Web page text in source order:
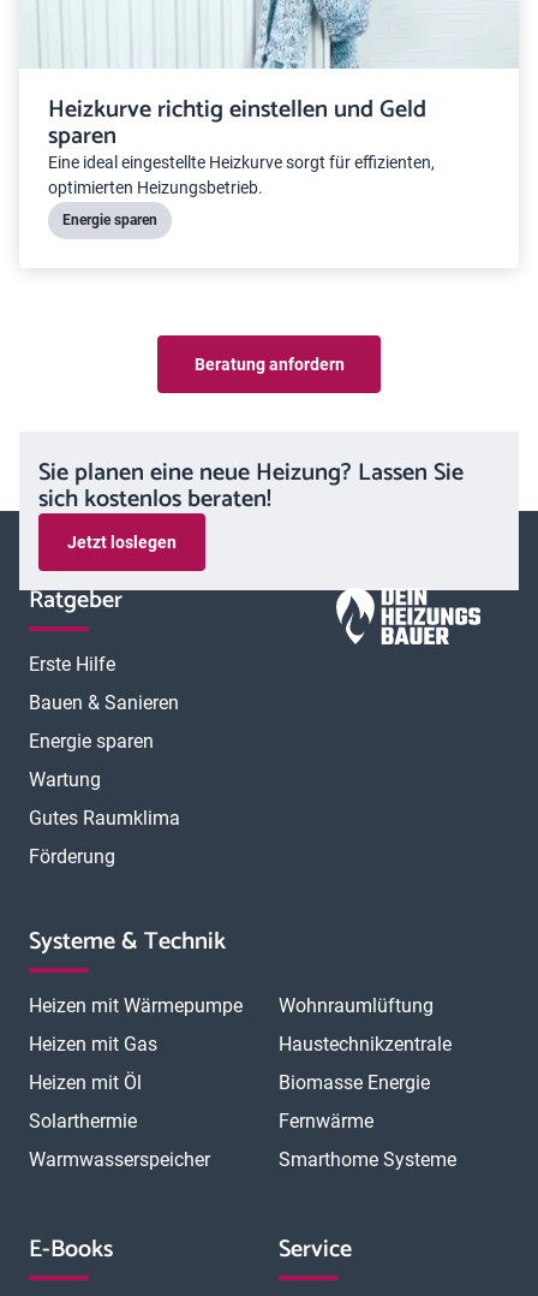
Heizkurve richtig einstellen und Geld
sparen
Eine ideal eingestellte Heizkurve sorgt für effizienten,
optimierten Heizungsbetrieb.
Energie sparen
Beratung anfordern
Sie planen eine neue Heizung? Lassen Sie
sich kostenlos beraten!
Jetzt loslegen
Ratgeber
Erste Hilfe
Bauen & Sanieren
Energie sparen
Wartung
Gutes Raumklima
Förderung
Systeme & Technik
Heizen mit Wärmepumpe
Heizen mit Gas
Heizen mit Öl
Solarthermie
Warmwasserspeicher
Wohnraumlüftung
Haustechnikzentrale
Biomasse Energie
Fernwärme
Smarthome Systeme
E-Books Service